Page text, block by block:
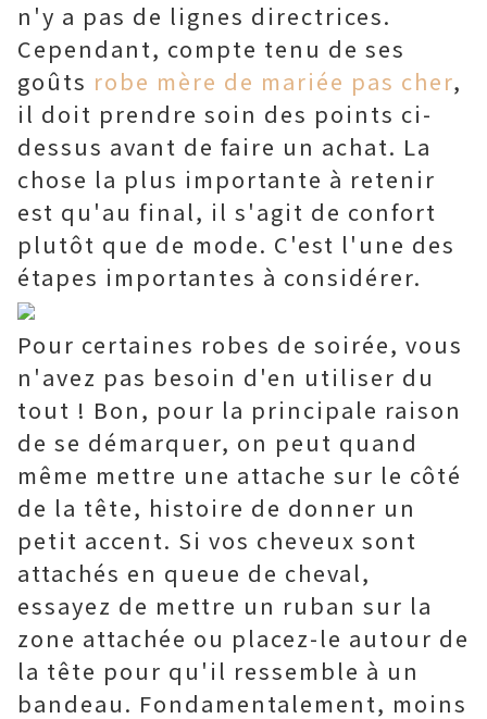
n'y a pas de lignes directrices.
Cependant, compte tenu de ses
goûts robe mère de mariée pas cher,
il doit prendre soin des points ci-
dessus avant de faire un achat. La
chose la plus importante à retenir
est qu'au final, il s'agit de confort
plutôt que de mode. C'est l'une des
étapes importantes à considérer.
Pour certaines robes de soirée, vous
n'avez pas besoin d'en utiliser du
tout ! Bon, pour la principale raison
de se démarquer, on peut quand
même mettre une attache sur le côté
de la tête, histoire de donner un
petit accent. Si vos cheveux sont
attachés en queue de cheval,
essayez de mettre un ruban sur la
zone attachée ou placez-le autour de
la tête pour qu'il ressemble à un
bandeau. Fondamentalement, moins